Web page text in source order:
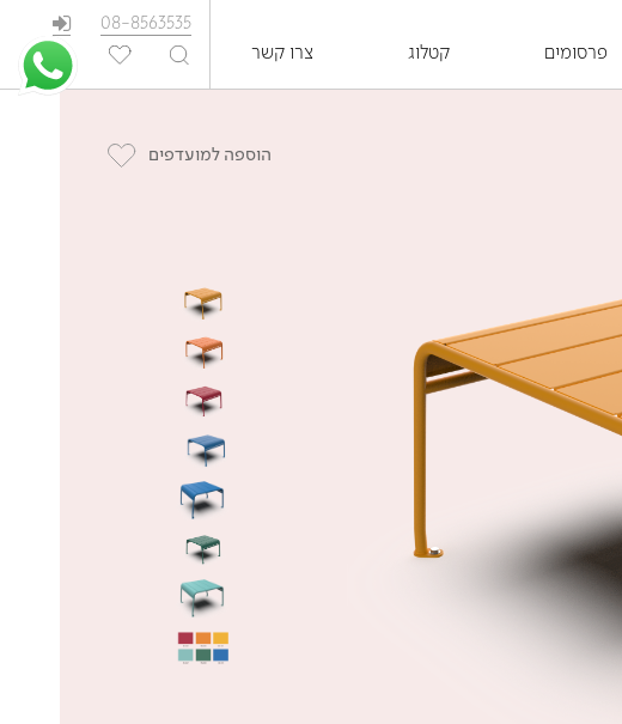
פרסומים קטלוג צרו קשר
08-8563535
EN
הוספה למועדפים